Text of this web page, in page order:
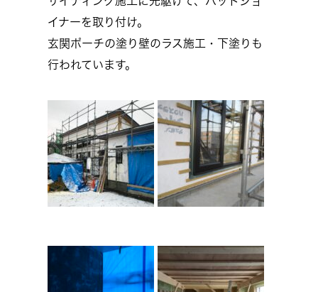
イナーを取り付け。
玄関ポーチの塗り壁のラス施工・下塗りも
行われています。